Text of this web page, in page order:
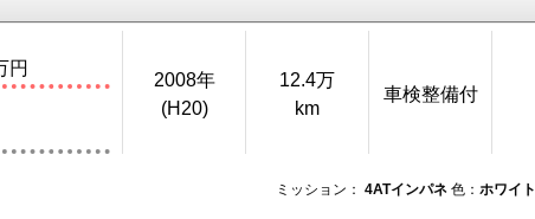
円
2008年
(H20)
12.4万
km
車検整備付
ミッション： 4ATインパネ 色： ホワイト